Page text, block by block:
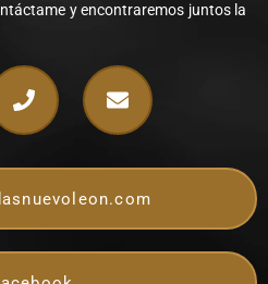
y encontraremos juntos la